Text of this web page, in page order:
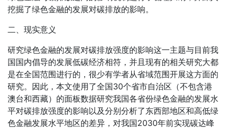
挖掘了绿色金融的发展对碳排放的影响。
二、现实意义
研究绿色金融的发展对碳排放强度的影响这一主题与目前我
国国内倡导的发展低碳经济相符，并且现有的相关研究大都
是在全国范围进行的，很少有学者从省域范围开展这方面的
研究。因此，本文使用了全国30个省市自治区（不包含港
澳台和西藏）的面板数据研究我国各省份绿色金融的发展水
平对碳排放强度的影响以及分别分析了东西部地区和高低绿
色金融发展水平地区的差异，对我国2030年前实现碳达峰